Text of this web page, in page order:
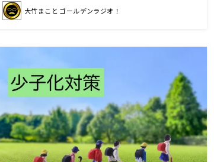
大竹まこと ゴールデンラジオ！